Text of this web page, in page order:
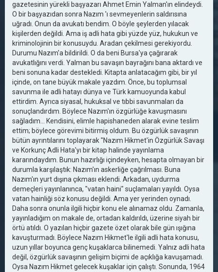
gazetesinin yürekli başyazarı Ahmet Emin Yalman'ın elindeydi.
O bir başyazıdan sonra Nazım 'ı sevmeyenlerin saldırısına
uğradı. Onun da avukatı bendim. O böyle şeylerden yılacak
kişilerden değildi. Ama iş adli hata gibi yüzde yüz, hukukun ve
kriminolojinin bir konusuydu. Aradan çekilmesi gerekiyordu.
Durumu Nazım'a bildirildi. O da beni Bursa'ya çağırarak
avukatlığını verdi. Yalman bu savaşın bayrağını bana aktardı ve
beni sonuna kadar destekledi. Kitapta anlatacağım gibi, bir yıl
içinde, on tane büyük makale yazdım. Önce, bu toplumsal
savunma ile adli hatayı dünya ve Türk kamuoyunda kabul
ettirdim. Ayrıca siyasal, hukuksal ve tıbbi savunmaları da
sonuçlandırdım. Böylece Nazım'ın özgürlüğe kavuşmasını
sağladım... Kendisini, elimle hapishaneden alarak evine teslim
ettim; böylece görevimi bitirmiş oldum. Bu özgürlük savaşının
bütün ayrıntılarını toplayarak "Nazım Hikmet'in Özgürlük Savaşı
ve Korkunç Adli Hata'yı bir kitap halinde yayınlama
kararındaydım. Bunun hazırlığı içindeyken, hesapta olmayan bir
durumla karşılaştık: Nazım'ın askerliğe çağrılması. Buna
Nazım'ın yurt dışına çıkması eklendi. Arkadan, uydurma
demeçleri yayınlanınca, "vatan haini" suçlamaları yayıldı. Oysa
vatan hainliği söz konusu değildi. Ama yer yerinden oynadı.
Daha sonra onunla ilgili hiçbir konu ele alınamaz oldu. Zamanla,
yayınladığım on makale de, ortadan kaldırıldı, üzerine siyah bir
örtü atıldı. O yazılan hiçbir gazete özet olarak bile gün ışığına
kavuşturmadı. Böylece Nazım Hikmet'le ilgili adli hata konusu,
uzun yıllar boyunca genç kuşaklarca bilinemedi. Yalnız adli hata
değil, özgürlük savaşının gelişim biçimi de açıklığa kavuşamadı.
Oysa Nazım Hikmet gelecek kuşaklar için çalıştı. Sonunda, 1964